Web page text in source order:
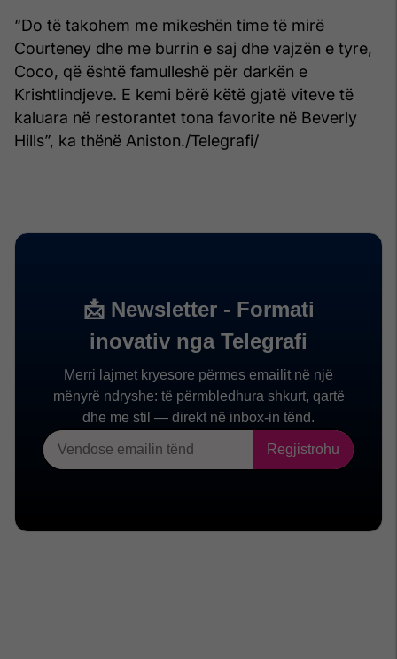
“Do të takohem me mikeshën time të mirë
Courteney dhe me burrin e saj dhe vajzën e tyre,
Coco, që është famulleshë për darkën e
Krishtlindjeve. E kemi bërë këtë gjatë viteve të
kaluara në restorantet tona favorite në Beverly
Hills”, ka thënë Aniston./Telegrafi/